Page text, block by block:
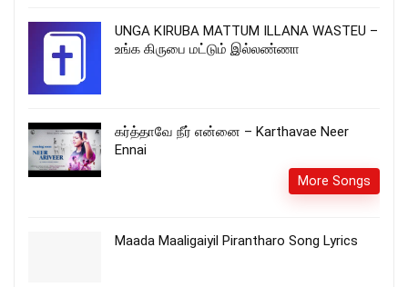
UNGA KIRUBA MATTUM ILLANA WASTEU –
உங்க கிருபை மட்டும் இல்லண்ணா
கர்த்தாவே நீர் என்னை – Karthavae Neer
Ennai
More Songs
Maada Maaligaiyil Pirantharo Song Lyrics